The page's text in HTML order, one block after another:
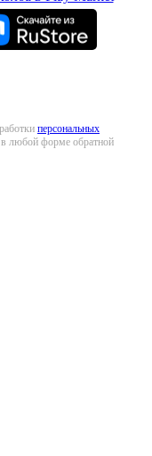
персональных
в любой форме обратной